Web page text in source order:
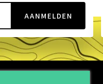
AANMELDEN